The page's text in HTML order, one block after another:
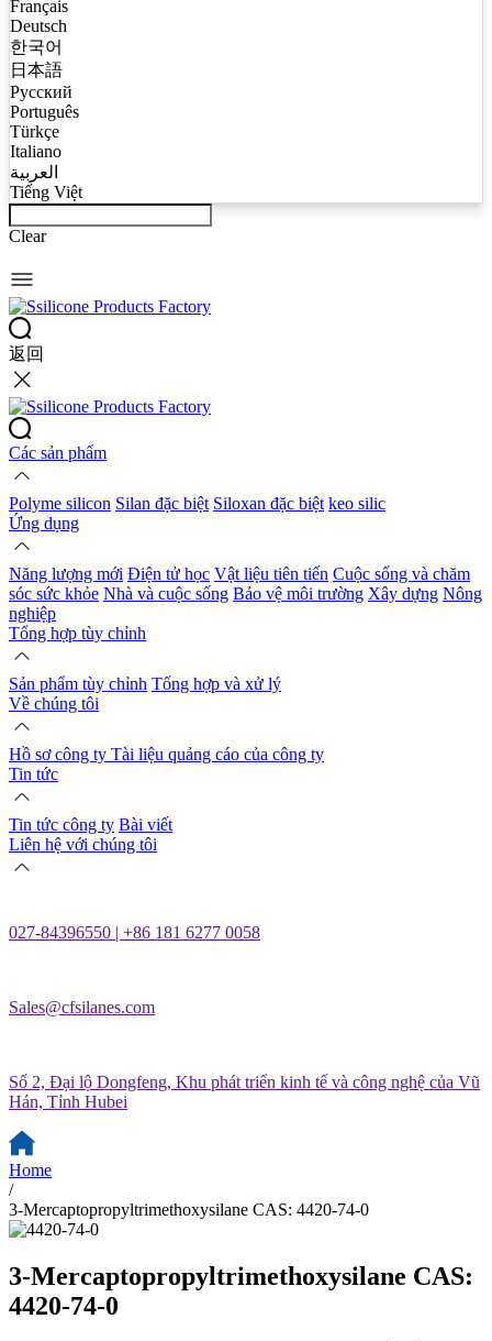
Français
Deutsch
한국어
日本語
Русский
Português
Türkçe
Italiano
العربية
Tiếng Việt
Clear
返回
Các sản phẩm
Polyme silicon Silan đặc biệt Siloxan đặc biệt keo silic
Ứng dụng
Năng lượng mới Điện tử học Vật liệu tiên tiến Cuộc sống và chăm
sóc sức khỏe Nhà và cuộc sống Bảo vệ môi trường Xây dựng Nông
nghiệp
Tổng hợp tùy chỉnh
Sản phẩm tùy chỉnh Tổng hợp và xử lý
Về chúng tôi
Hồ sơ công ty Tài liệu quảng cáo của công ty
Tin tức
Tin tức công ty Bài viết
Liên hệ với chúng tôi
027-84396550 | +86 181 6277 0058
Sales@cfsilanes.com
Số 2, Đại lộ Dongfeng, Khu phát triển kinh tế và công nghệ của Vũ
Hán, Tỉnh Hubei
Home
/
3-Mercaptopropyltrimethoxysilane CAS: 4420-74-0
3-Mercaptopropyltrimethoxysilane CAS:
4420-74-0